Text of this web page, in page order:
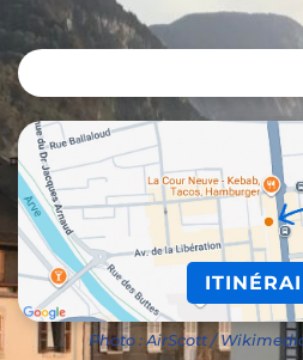
Photo : AirScott /